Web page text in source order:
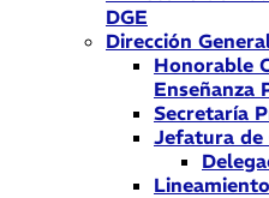
DGE
Dirección
Honorable
Enseñanza
Secretaría
Jefatura de